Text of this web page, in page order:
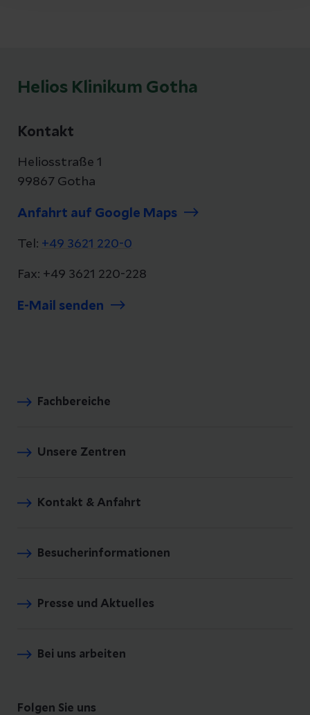
Helios Klinikum Gotha
Kontakt
Heliosstraße 1
99867 Gotha
Anfahrt auf Google Maps
Tel: +49 3621 220-0
Fax: +49 3621 220-228
E-Mail senden
Fachbereiche
Unsere Zentren
Kontakt & Anfahrt
Besucherinformationen
Presse und Aktuelles
Bei uns arbeiten
Folgen Sie uns